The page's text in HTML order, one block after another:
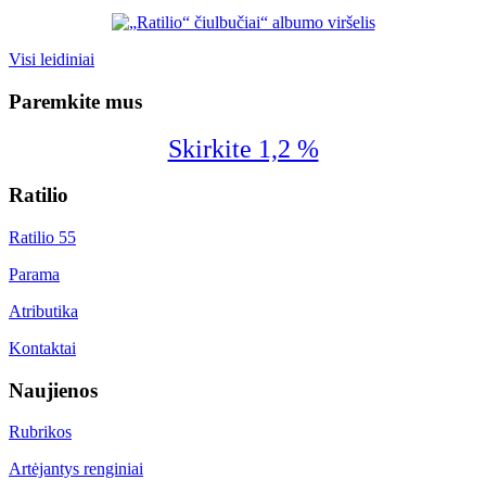
Visi leidiniai
Paremkite mus
Skirkite 1,2 %
Ratilio
Ratilio 55
Parama
Atributika
Kontaktai
Naujienos
Rubrikos
Artėjantys renginiai